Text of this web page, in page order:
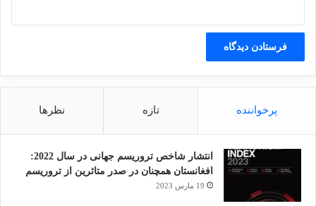
پرخواننده تازه نظرها
انتشار شاخص تروریسم جهانی در سال 2022:
افغانستان همچنان در صدر متاثرین از تروریسم
19 مارس 2023